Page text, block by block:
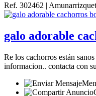
Ref. 302462 |
galo adorable
Re los cachorros están
informacion.. contacta con